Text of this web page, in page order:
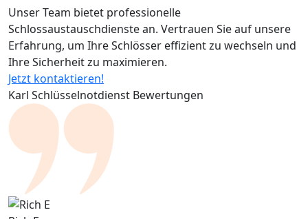
Unser Team bietet professionelle
Schlossaustauschdienste an. Vertrauen Sie auf unsere
Erfahrung, um Ihre Schlösser effizient zu wechseln und
Ihre Sicherheit zu maximieren.
Jetzt kontaktieren!
Karl Schlüsselnotdienst Bewertungen